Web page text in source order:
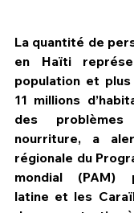
HPN Live
La quantité de
en Haïti
population et
11 millions
des
nourriture, a
régionale du
mondial (PAM)
latine et les